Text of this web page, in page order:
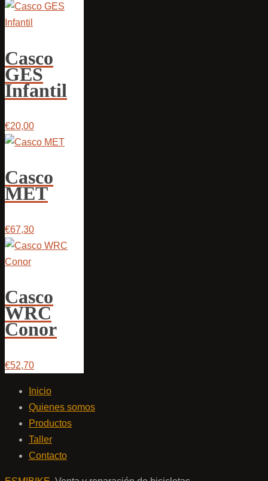
Casco
GES
Infantil
€20,00
Casco
MET
€67,30
Casco
WRC
Conor
€52,70
Inicio
Quienes somos
Productos
Taller
Contacto